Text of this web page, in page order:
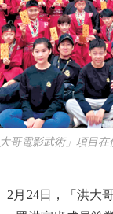
哥電影武術」項目
24日，「洪大